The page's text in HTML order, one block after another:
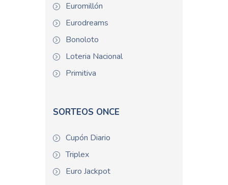
Euromillón
Eurodreams
Bonoloto
Loteria Nacional
Primitiva
SORTEOS ONCE
Cupón Diario
Triplex
Euro Jackpot